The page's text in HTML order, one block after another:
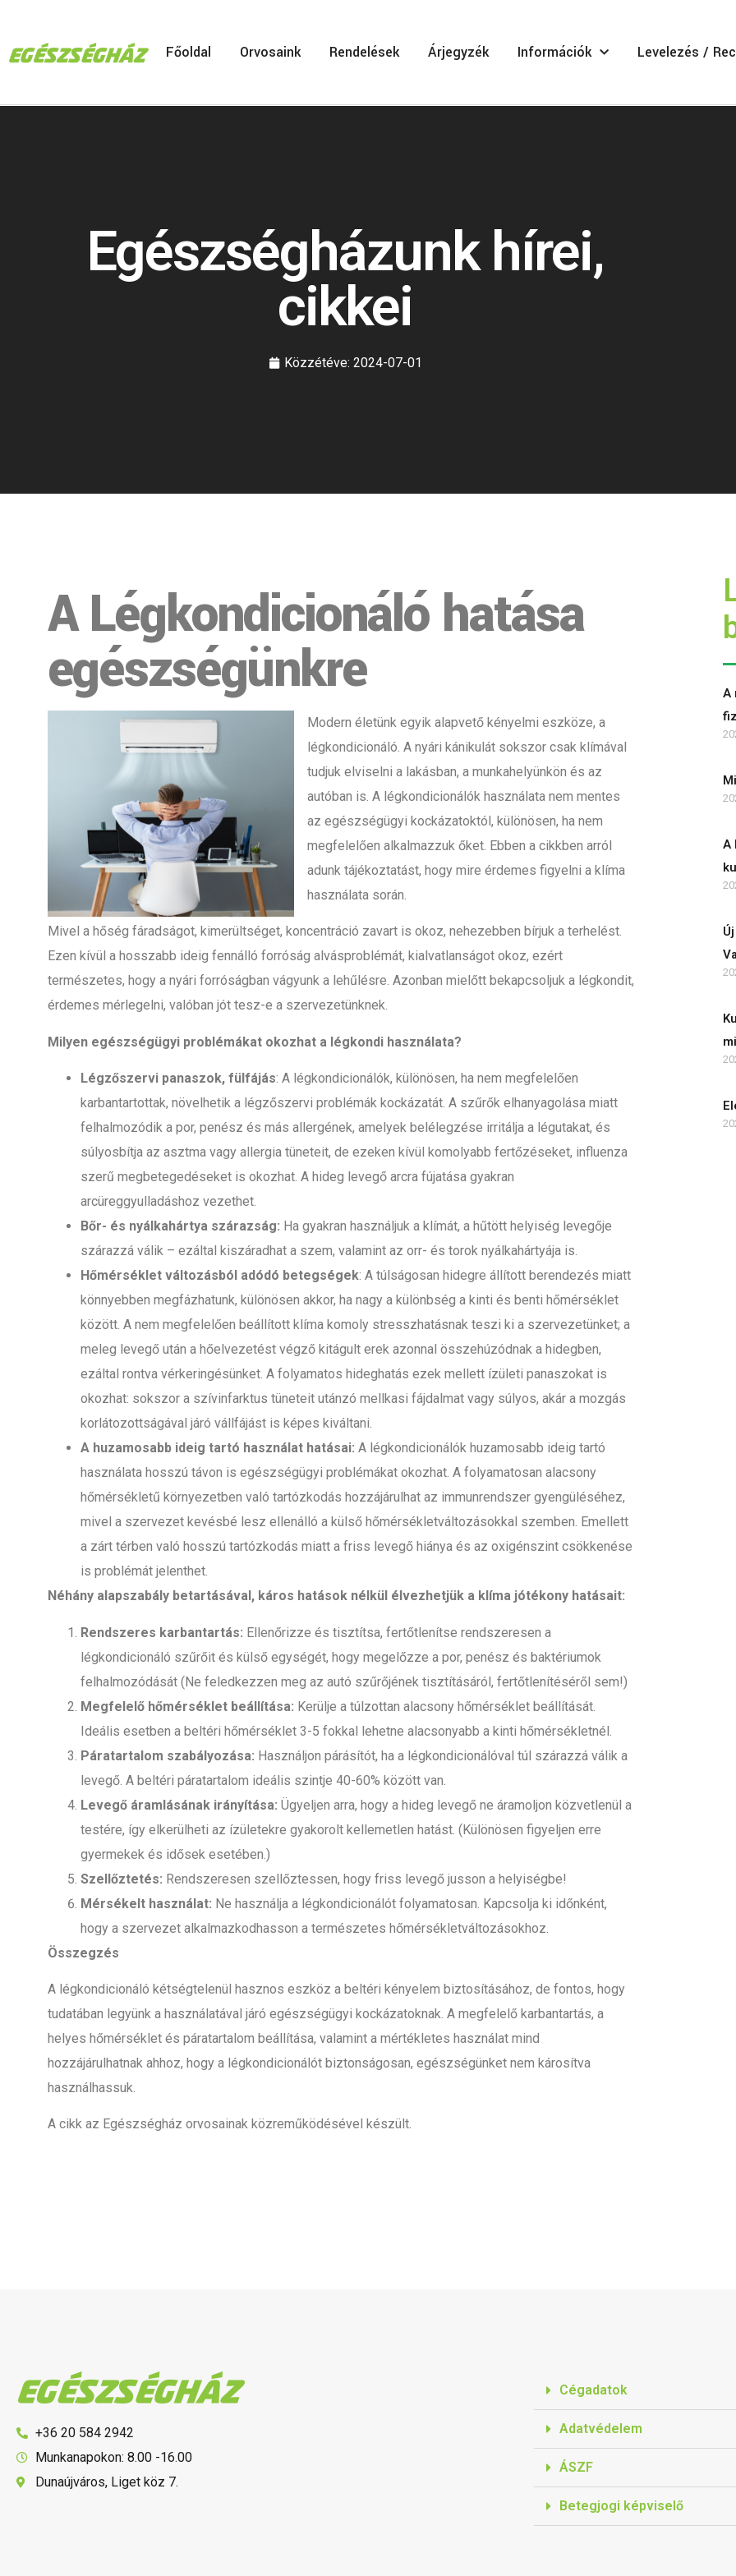
Főoldal Orvosaink Rendelések Árjegyzék Információk Levelezés /
Egészségházunk hírei,
cikkei
Közzétéve: 2024-07-01
A Légkondicionáló hatása
egészségünkre
Modern életünk egyik alapvető kényelmi eszköze, a
légkondicionáló. A nyári kánikulát sokszor csak klímával
tudjuk elviselni a lakásban, a munkahelyünkön és az
autóban is. A légkondicionálók használata nem mentes
az egészségügyi kockázatoktól, különösen, ha nem
megfelelően alkalmazzuk őket. Ebben a cikkben arról
adunk tájékoztatást, hogy mire érdemes figyelni a klíma
használata során.
Mivel a hőség fáradságot, kimerültséget, koncentráció zavart is okoz, nehezebben bírjuk a terhelést.
Ezen kívül a hosszabb ideig fennálló forróság alvásproblémát, kialvatlanságot okoz, ezért
természetes, hogy a nyári forróságban vágyunk a lehűlésre. Azonban mielőtt bekapcsoljuk a légkondit,
érdemes mérlegelni, valóban jót tesz-e a szervezetünknek.
Milyen egészségügyi problémákat okozhat a légkondi használata?
Légzőszervi panaszok, fülfájás: A légkondicionálók, különösen, ha nem megfelelően
karbantartottak, növelhetik a légzőszervi problémák kockázatát. A szűrők elhanyagolása miatt
felhalmozódik a por, penész és más allergének, amelyek belélegzése irritálja a légutakat, és
súlyosbítja az asztma vagy allergia tüneteit, de ezeken kívül komolyabb fertőzéseket, influenza
szerű megbetegedéseket is okozhat. A hideg levegő arcra fújatása gyakran
arcüreggyulladáshoz vezethet.
Bőr- és nyálkahártya szárazság: Ha gyakran használjuk a klímát, a hűtött helyiség levegője
szárazzá válik – ezáltal kiszáradhat a szem, valamint az orr- és torok nyálkahártyája is.
Hőmérséklet változásból adódó betegségek: A túlságosan hidegre állított berendezés miatt
könnyebben megfázhatunk, különösen akkor, ha nagy a különbség a kinti és benti hőmérséklet
között. A nem megfelelően beállított klíma komoly stresszhatásnak teszi ki a szervezetünket; a
meleg levegő után a hőelvezetést végző kitágult erek azonnal összehúzódnak a hidegben,
ezáltal rontva vérkeringésünket. A folyamatos hideghatás ezek mellett ízületi panaszokat is
okozhat: sokszor a szívinfarktus tüneteit utánzó mellkasi fájdalmat vagy súlyos, akár a mozgás
korlátozottságával járó vállfájást is képes kiváltani.
A huzamosabb ideig tartó használat hatásai: A légkondicionálók huzamosabb ideig tartó
használata hosszú távon is egészségügyi problémákat okozhat. A folyamatosan alacsony
hőmérsékletű környezetben való tartózkodás hozzájárulhat az immunrendszer gyengüléséhez,
mivel a szervezet kevésbé lesz ellenálló a külső hőmérsékletváltozásokkal szemben. Emellett
a zárt térben való hosszú tartózkodás miatt a friss levegő hiánya és az oxigénszint csökkenése
is problémát jelenthet.
Néhány alapszabály betartásával, káros hatások nélkül élvezhetjük a klíma jótékony hatásait:
Rendszeres karbantartás: Ellenőrizze és tisztítsa, fertőtlenítse rendszeresen a
légkondicionáló szűrőit és külső egységét, hogy megelőzze a por, penész és baktériumok
felhalmozódását (Ne feledkezzen meg az autó szűrőjének tisztításáról, fertőtlenítéséről sem!)
Megfelelő hőmérséklet beállítása: Kerülje a túlzottan alacsony hőmérséklet beállítását.
Ideális esetben a beltéri hőmérséklet 3-5 fokkal lehetne alacsonyabb a kinti hőmérsékletnél.
Páratartalom szabályozása: Használjon párásítót, ha a légkondicionálóval túl szárazzá válik a
levegő. A beltéri páratartalom ideális szintje 40-60% között van.
Levegő áramlásának irányítása: Ügyeljen arra, hogy a hideg levegő ne áramoljon közvetlenül a
testére, így elkerülheti az ízületekre gyakorolt kellemetlen hatást. (Különösen figyeljen erre
gyermekek és idősek esetében.)
Szellőztetés: Rendszeresen szellőztessen, hogy friss levegő jusson a helyiségbe!
Mérsékelt használat: Ne használja a légkondicionálót folyamatosan. Kapcsolja ki időnként,
hogy a szervezet alkalmazkodhasson a természetes hőmérsékletváltozásokhoz.
Összegzés
A légkondicionáló kétségtelenül hasznos eszköz a beltéri kényelem biztosításához, de fontos, hogy
tudatában legyünk a használatával járó egészségügyi kockázatoknak. A megfelelő karbantartás, a
helyes hőmérséklet és páratartalom beállítása, valamint a mértékletes használat mind
hozzájárulhatnak ahhoz, hogy a légkondicionálót biztonságosan, egészségünket nem károsítva
használhassuk.
A cikk az Egészségház orvosainak közreműködésével készült.
A
A
+36 20 584 2942
Munkanapokon: 8.00 -16.00
Dunaújváros, Liget köz 7.
Cégadatok
Adatvédelem
ÁSZF
Betegjogi képviselő